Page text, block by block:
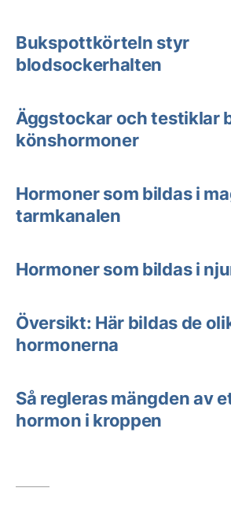
Bukspottkörteln styr
blodsockerhalten
Äggstockar och testiklar
könshormoner
Hormoner som bildas i
tarmkanalen
Hormoner som bildas i
Översikt: Här bildas de
hormonerna
Så regleras mängden av
hormon i kroppen